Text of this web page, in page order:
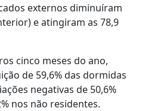
externos diminuíram
e atingiram as 78,9
cinco meses do ano,
de 59,6% das dormidas
negativas de 50,6%
nos não residentes.